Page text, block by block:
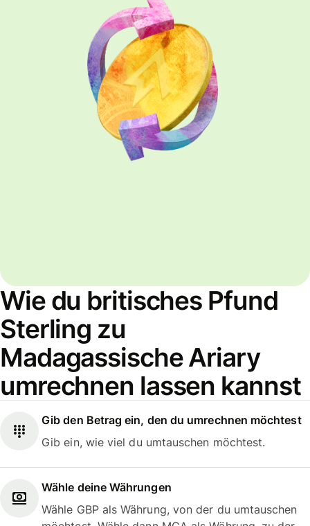
Wie du britisches Pfund
Sterling zu
Madagassische Ariary
umrechnen lassen kannst
Gib den Betrag ein, den du umrechnen möchtest
Gib ein, wie viel du umtauschen möchtest.
Wähle deine Währungen
Wähle GBP als Währung, von der du umtauschen